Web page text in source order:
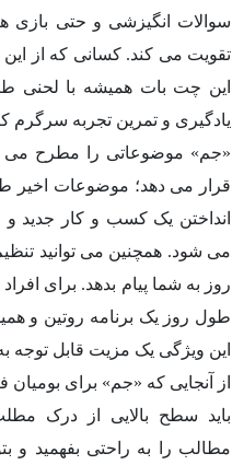
سوالات انگیزشی و حتی بازی
تقویت می کند. کسانی که از این
این چت بات همیشه با لحنی
یادگیری و تمرین تجربه سرگرم
«جم» موضوعاتی را مطرح می
قرار می دهد؛ موضوعات اخیر
انداختن یک کسب و کار جدید
می شود. همچنین می توانید
روز به شما پیام بدهد. برای
طول روز یک برنامه روتین و
این ویژگی یک مزیت قابل توجه
از آنجایی که «جم» برای
باید سطح بالایی از درک
مطالب را به راحتی بفهمید و